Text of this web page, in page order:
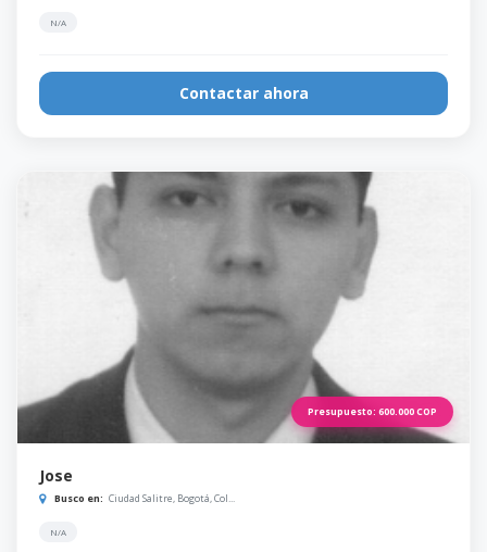
N/A
Contactar ahora
Presupuesto: 600.000COP
Jose
Busco en: Ciudad Salitre, Bogotá, Col...
N/A